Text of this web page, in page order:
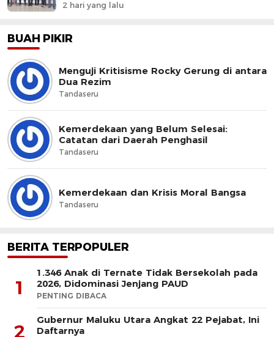
2 hari yang lalu
BUAH PIKIR
Menguji Kritisisme Rocky Gerung di antara
Dua Rezim
Tandaseru
Kemerdekaan yang Belum Selesai:
Catatan dari Daerah Penghasil
Tandaseru
Kemerdekaan dan Krisis Moral Bangsa
Tandaseru
BERITA TERPOPULER
1
1.346 Anak di Ternate Tidak Bersekolah pada
2026, Didominasi Jenjang PAUD
PENTING DIBACA
2
Gubernur Maluku Utara Angkat 22 Pejabat, Ini
Daftarnya